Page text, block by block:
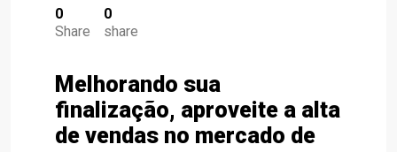
0
Share
0
share
Melhorando sua
finalização, aproveite a alta
de vendas no mercado de